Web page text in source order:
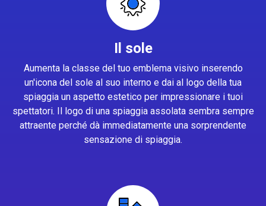
Il sole
Aumenta la classe del tuo emblema visivo inserendo
un'icona del sole al suo interno e dai al logo della tua
spiaggia un aspetto estetico per impressionare i tuoi
spettatori. Il logo di una spiaggia assolata sembra sempre
attraente perché dà immediatamente una sorprendente
sensazione di spiaggia.